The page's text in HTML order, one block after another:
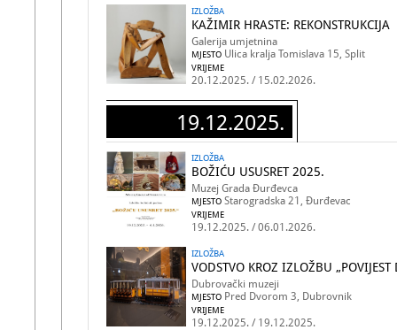
IZLOŽBA
KAŽIMIR HRASTE: REKONSTRUKCIJA
Galerija umjetnina
MJESTO Ulica kralja Tomislava 15, Split
VRIJEME
20.12.2025. / 15.02.2026.
19.12.2025.
IZLOŽBA
BOŽIĆU USUSRET 2025.
Muzej Grada Đurđevca
MJESTO Starogradska 21, Đurđevac
VRIJEME
19.12.2025. / 06.01.2026.
IZLOŽBA
VODSTVO KROZ IZLOŽBU
Dubrovački muzeji
MJESTO Pred Dvorom 3, Dubrovnik
VRIJEME
19.12.2025. / 19.12.2025.